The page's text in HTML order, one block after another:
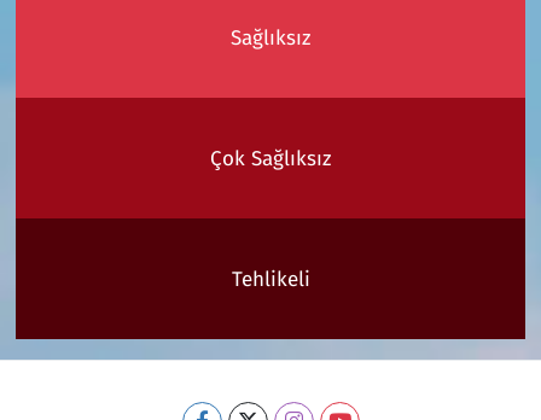
Sağlıksız
Çok Sağlıksız
Tehlikeli